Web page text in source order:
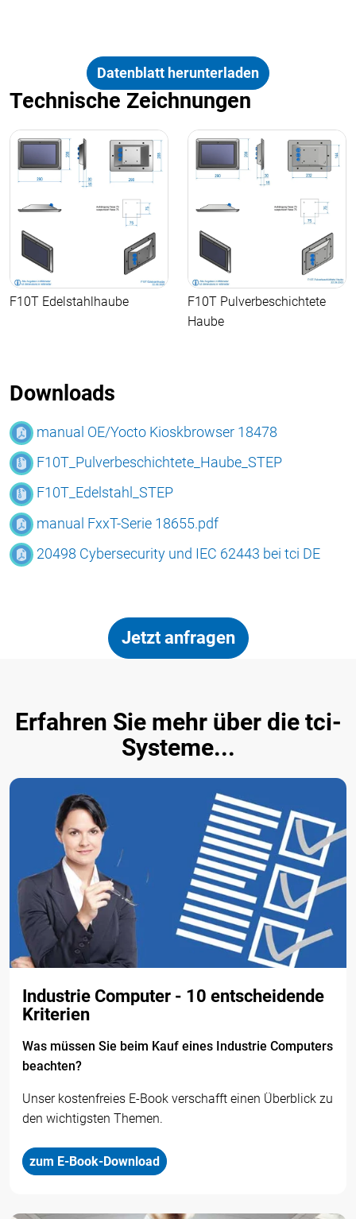
Datenblatt herunterladen
Technische Zeichnungen
F10T Edelstahlhaube
F10T Pulverbeschichtete
Haube
Downloads
manual OE/Yocto Kioskbrowser 18478
F10T_Pulverbeschichtete_Haube_STEP
F10T_Edelstahl_STEP
manual FxxT-Serie 18655.pdf
20498 Cybersecurity und IEC 62443 bei tci DE
Jetzt anfragen
Erfahren Sie mehr über die tci-
Systeme...
Industrie Computer - 10 entscheidende
Kriterien
Was müssen Sie beim Kauf eines Industrie Computers
beachten?
Unser kostenfreies E-Book verschafft einen Überblick zu
den wichtigsten Themen.
zum E-Book-Download